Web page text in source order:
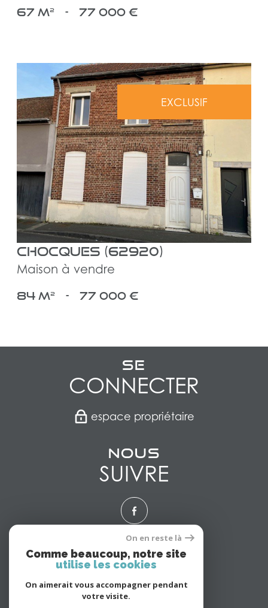
67 m² - 77 000 €
EXCLUSIF
voir le bien
Chocques (62920)
Maison à vendre
84 m² - 77 000 €
Se
CONNECTER
espace propriétaire
Nous
SUIVRE
Nous
ADHÉRONS
On en reste là
Comme beaucoup, notre site
utilise les cookies
On aimerait vous accompagner pendant
votre visite.